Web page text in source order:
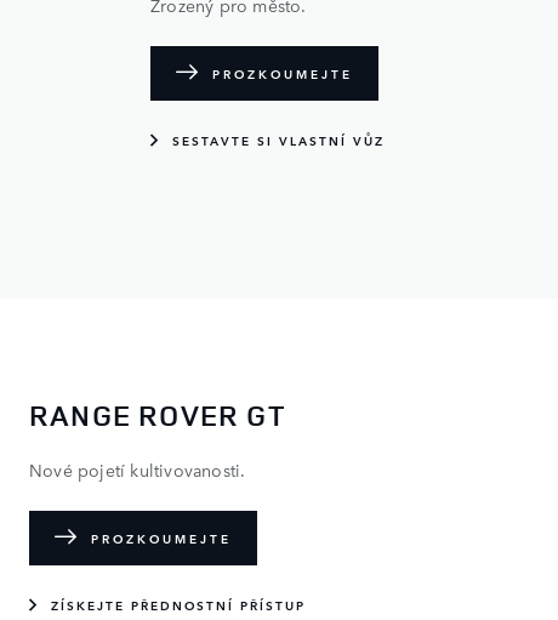
PROZKOUMEJTE
SESTAVTE SI VLASTNÍ VŮZ
RANGE ROVER GT
Nové pojetí kultivovanosti.
PROZKOUMEJTE
ZÍSKEJTE PŘEDNOSTNÍ PŘÍSTUP